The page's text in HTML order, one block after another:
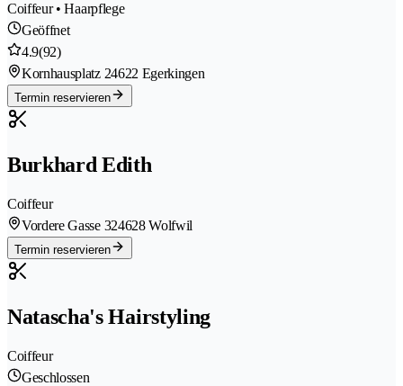
Coiffeur • Haarpflege
Geöffnet
4.9(92)
Kornhausplatz 24622 Egerkingen
Termin reservieren
Burkhard Edith
Coiffeur
Vordere Gasse 324628 Wolfwil
Termin reservieren
Natascha's Hairstyling
Coiffeur
Geschlossen